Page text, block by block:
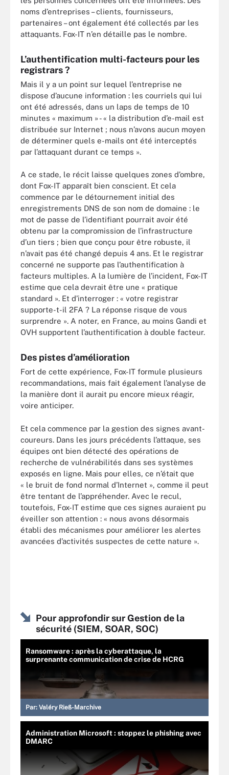
noms d’entreprises – clients, fournisseurs,
partenaires – ont également été collectés par les
attaquants. Fox-IT n’en détaille pas le nombre.
L’authentification multi-facteurs pour les
registrars ?
Mais il y a un point sur lequel l’entreprise ne
dispose d’aucune information : les courriels qui lui
ont été adressés, dans un laps de temps de 10
minutes « maximum » - « la distribution d’e-mail est
distribuée sur Internet ; nous n’avons aucun moyen
de déterminer quels e-mails ont été interceptés
par l’attaquant durant ce temps ».
A ce stade, le récit laisse quelques zones d’ombre,
dont Fox-IT apparaît bien conscient. Et cela
commence par le détournement initial des
enregistrements DNS de son nom de domaine : le
mot de passe de l’identifiant pourrait avoir été
obtenu par la compromission de l’infrastructure
d’un tiers ; bien que conçu pour être robuste, il
n’avait pas été changé depuis 4 ans. Et le registrar
concerné ne supporte pas l’authentification à
facteurs multiples. A la lumière de l’incident, Fox-IT
estime que cela devrait être une « pratique
standard ». Et d’interroger : « votre registrar
supporte-t-il 2FA ? La réponse risque de vous
surprendre ». A noter, en France, au moins Gandi et
OVH supportent l’authentification à double facteur.
Des pistes d’amélioration
Fort de cette expérience, Fox-IT formule plusieurs
recommandations, mais fait également l’analyse de
la manière dont il aurait pu encore mieux réagir,
voire anticiper.
Et cela commence par la gestion des signes avant-
coureurs. Dans les jours précédents l’attaque, ses
équipes ont bien détecté des opérations de
recherche de vulnérabilités dans ses systèmes
exposés en ligne. Mais pour elles, ce n’était que
« le bruit de fond normal d’Internet », comme il peut
être tentant de l’appréhender. Avec le recul,
toutefois, Fox-IT estime que ces signes auraient pu
éveiller son attention : « nous avons désormais
établi des mécanismes pour améliorer les alertes
avancées d’activités suspectes de cette nature ».
Pour approfondir sur Gestion de la
sécurité (SIEM, SOAR, SOC)
Ransomware : après la cyberattaque, la
surprenante communication de crise de HCRG
Par: Valéry Rieß-Marchive
Administration Microsoft : stoppez le phishing avec
DMARC